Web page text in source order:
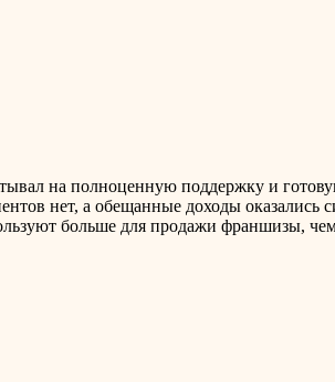
на полноценную поддержку и
нет, а обещанные доходы
больше для продажи франшизы, чем